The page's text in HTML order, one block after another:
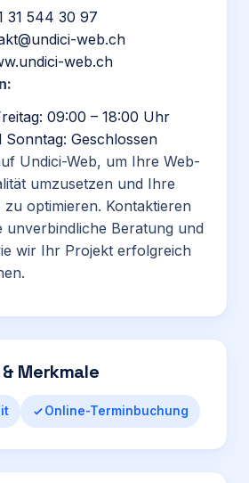
31 544 30 97
@undici-web.ch
.undici-web.ch
09:00 – 18:00 Uhr
Sonntag: Geschlossen
Undici-Web, um Ihre Web-
umzusetzen und Ihre
optimieren. Kontaktieren
unverbindliche Beratung und
wir Ihr Projekt erfolgreich
Merkmale
Online-Terminbuchung